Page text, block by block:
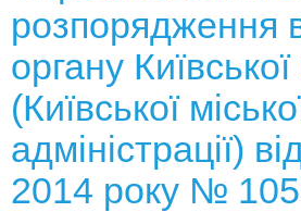
розпорядження
органу
(Київської
адміністрації)
2014 року №